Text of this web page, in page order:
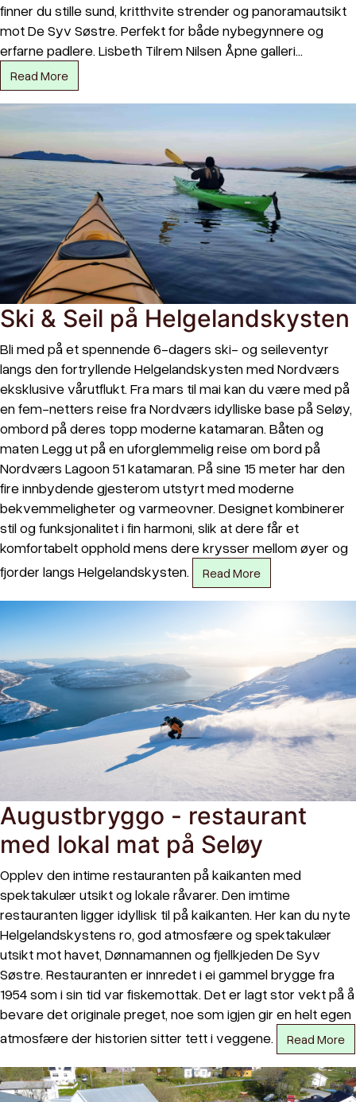
finner du stille sund, kritthvite strender og panoramautsikt
mot De Syv Søstre. Perfekt for både nybegynnere og
erfarne padlere. Lisbeth Tilrem Nilsen Åpne galleri…
Read More
Ski & Seil på Helgelandskysten
Bli med på et spennende 6-dagers ski- og seileventyr
langs den fortryllende Helgelandskysten med Nordværs
eksklusive vårutflukt. Fra mars til mai kan du være med på
en fem-netters reise fra Nordværs idylliske base på Seløy,
ombord på deres topp moderne katamaran. Båten og
maten Legg ut på en uforglemmelig reise om bord på
Nordværs Lagoon 51 katamaran. På sine 15 meter har den
fire innbydende gjesterom utstyrt med moderne
bekvemmeligheter og varmeovner. Designet kombinerer
stil og funksjonalitet i fin harmoni, slik at dere får et
komfortabelt opphold mens dere krysser mellom øyer og
fjorder langs Helgelandskysten.
Read More
Augustbryggo - restaurant
med lokal mat på Seløy
Opplev den intime restauranten på kaikanten med
spektakulær utsikt og lokale råvarer. Den imtime
restauranten ligger idyllisk til på kaikanten. Her kan du nyte
Helgelandskystens ro, god atmosfære og spektakulær
utsikt mot havet, Dønnamannen og fjellkjeden De Syv
Søstre. Restauranten er innredet i ei gammel brygge fra
1954 som i sin tid var fiskemottak. Det er lagt stor vekt på å
bevare det originale preget, noe som igjen gir en helt egen
atmosfære der historien sitter tett i veggene.
Read More